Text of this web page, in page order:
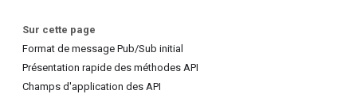
Sur cette page
Format de message Pub/Sub initial
Présentation rapide des méthodes API
Champs d'application des API